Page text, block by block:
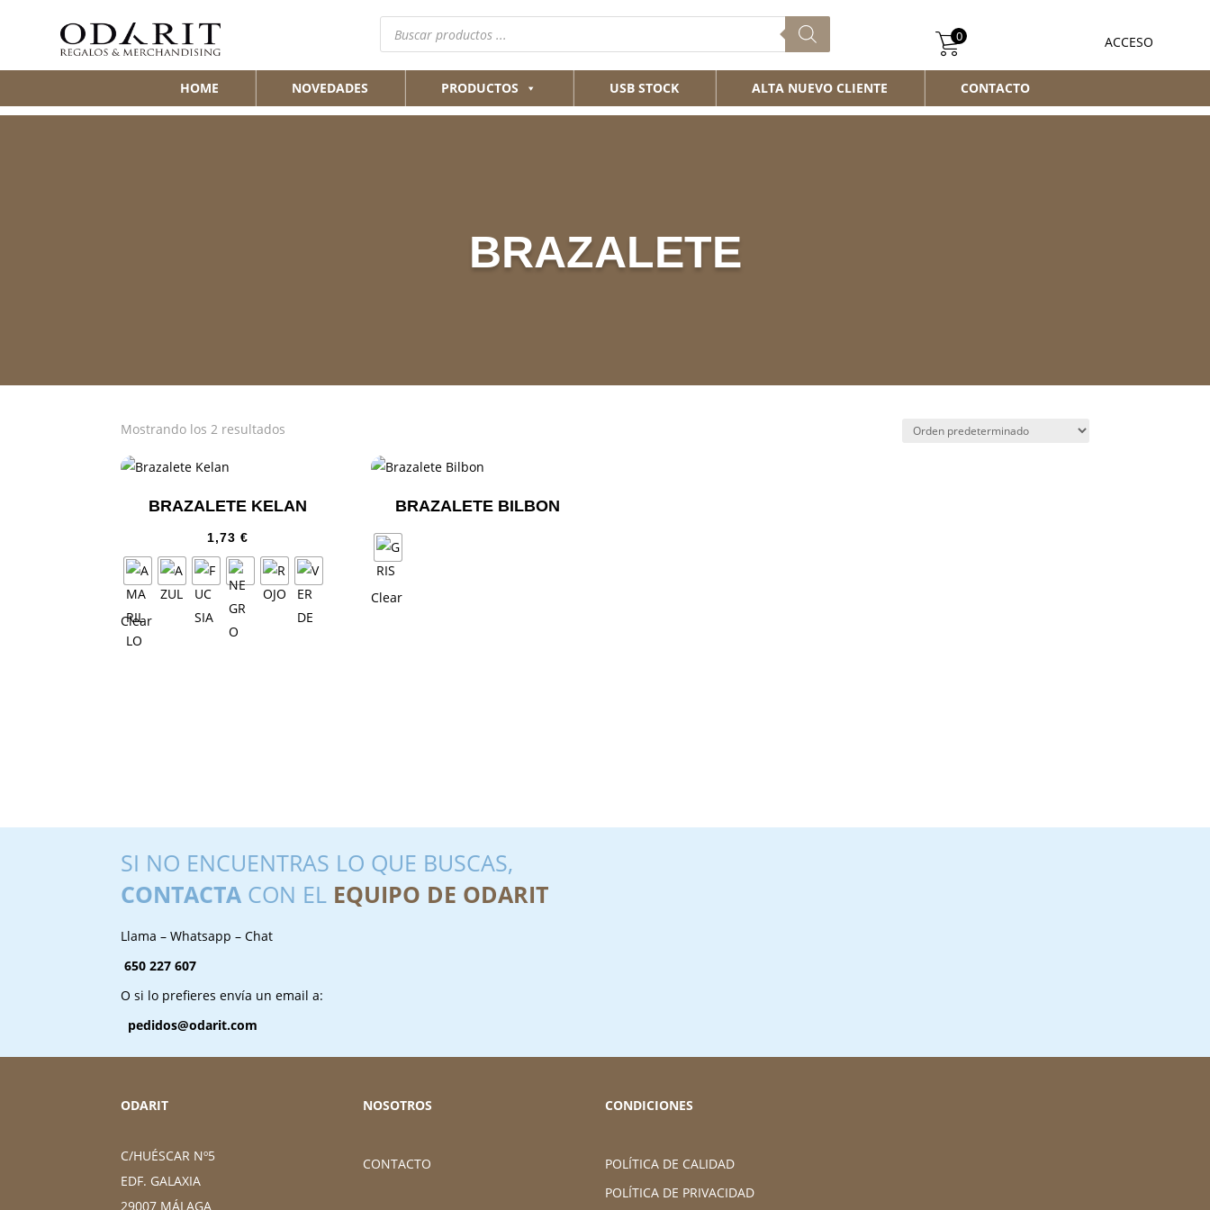
Búsqueda
productos ACCESO
0
HOME NOVEDADES PRODUCTOS USB STOCK ALTA NUEVO CLIENTE CONTACTO
BRAZALETE
Mostrando los 2 resultados
BRAZALETE KELAN
1,73 €
Clear
BRAZALETE BILBON
Clear
SI NO ENCUENTRAS LO QUE BUSCAS,
CONTACTA CON EL EQUIPO DE ODARIT
Llama – Whatsapp – Chat
650 227 607
O si lo prefieres envía un email a:
pedidos@odarit.com
ODARIT
C/HUÉSCAR Nº5
EDF. GALAXIA
29007 MÁLAGA
NOSOTROS
CONTACTO
CONDICIONES
POLÍTICA DE CALIDAD
POLÍTICA DE PRIVACIDAD